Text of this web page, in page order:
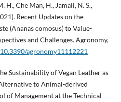
H., Che Man, H., Jamali, N. S.,
Recent Updates on the
(Ananas comosus) to Value-
and Challenges. Agronomy,
agronomy11112221
Sustainability of Vegan Leather as
to Animal-derived
of Management at the Technical